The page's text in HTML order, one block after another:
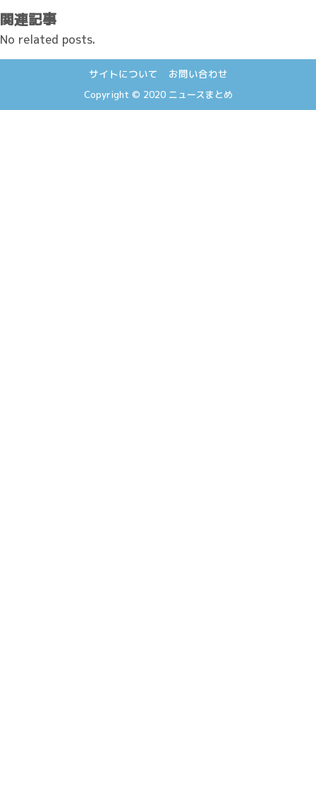
関連記事
No related posts.
サイトについて お問い合わせ
Copyright © 2020 ニュースまとめ